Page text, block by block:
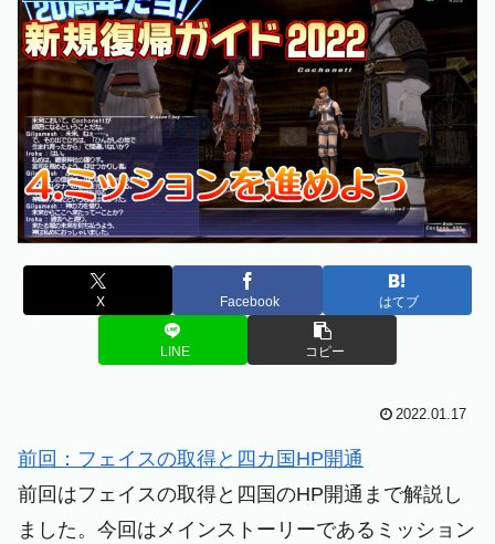
X Facebook はてブ
LINE コピー
2022.01.17
前回：フェイスの取得と四カ国HP開通
前回はフェイスの取得と四国のHP開通まで解説し
ました。今回はメインストーリーであるミッション